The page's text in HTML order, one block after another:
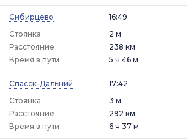
Сибирцево
16:49
Стоянка
2 м
Расстояние
238 км
Время в пути
5 ч 46 м
Спасск-Дальний
17:42
Стоянка
3 м
Расстояние
292 км
Время в пути
6 ч 37 м